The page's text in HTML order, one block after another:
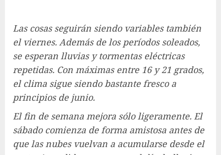
Las cosas seguirán siendo variables también
el viernes. Además de los períodos soleados,
se esperan lluvias y tormentas eléctricas
repetidas. Con máximas entre 16 y 21 grados,
el clima sigue siendo bastante fresco a
principios de junio.
El fin de semana mejora sólo ligeramente. El
sábado comienza de forma amistosa antes de
que las nubes vuelvan a acumularse desde el